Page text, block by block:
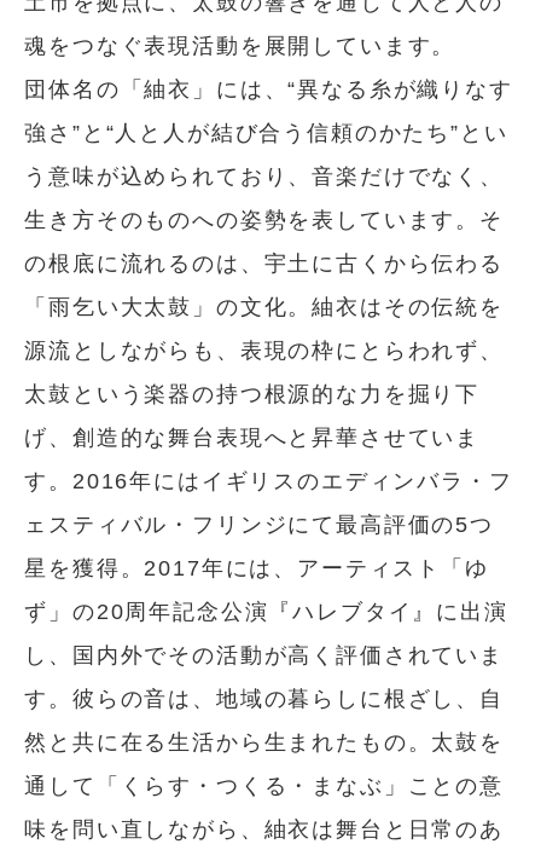
魂をつなぐ表現活動を展開しています。
団体名の「紬衣」には、“異なる糸が織りなす
強さ”と“人と人が結び合う信頼のかたち”とい
う意味が込められており、音楽だけでなく、
生き方そのものへの姿勢を表しています。そ
の根底に流れるのは、宇土に古くから伝わる
「雨乞い大太鼓」の文化。紬衣はその伝統を
源流としながらも、表現の枠にとらわれず、
太鼓という楽器の持つ根源的な力を掘り下
げ、創造的な舞台表現へと昇華させていま
す。2016年にはイギリスのエディンバラ・フ
ェスティバル・フリンジにて最高評価の5つ
星を獲得。2017年には、アーティスト「ゆ
ず」の20周年記念公演『ハレブタイ』に出演
し、国内外でその活動が高く評価されていま
す。彼らの音は、地域の暮らしに根ざし、自
然と共に在る生活から生まれたもの。太鼓を
通して「くらす・つくる・まなぶ」ことの意
味を問い直しながら、紬衣は舞台と日常のあ